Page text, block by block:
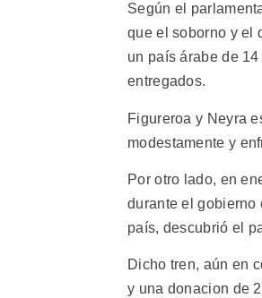
Según el
que el soborno y el
un país árabe de
entregados.
Figureroa y Neyra
modestamente y
Por otro lado, en
durante el gobierno
país, descubrió el
Dicho tren, aún en
y una donacion de